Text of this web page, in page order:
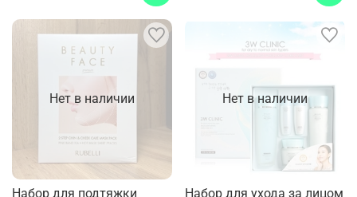
Нет в наличии
Набор для подтяжки
Нет в наличии
Набор для ухода за лицом